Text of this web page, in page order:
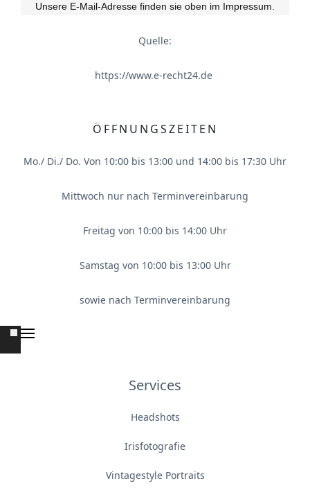
Unsere E-Mail-Adresse finden sie oben im Impressum.
Quelle:
https://www.e-recht24.de
ÖFFNUNGSZEITEN
Mo./ Di./ Do. Von 10:00 bis 13:00 und 14:00 bis 17:30 Uhr
Mittwoch nur nach Terminvereinbarung
Freitag von 10:00 bis 14:00 Uhr
Samstag von 10:00 bis 13:00 Uhr
sowie nach Terminvereinbarung
Services
Headshots
Irisfotografie
Vintagestyle Portraits